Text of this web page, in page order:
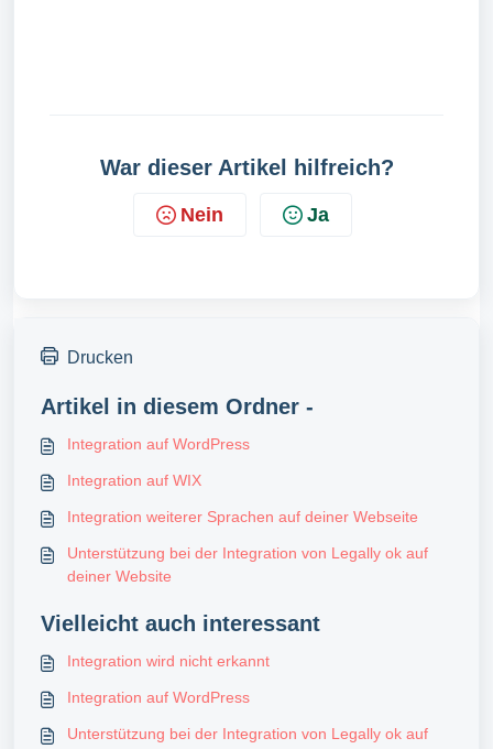
War dieser Artikel hilfreich?
Nein Ja
Drucken
Artikel in diesem Ordner -
Integration auf WordPress
Integration auf WIX
Integration weiterer Sprachen auf deiner Webseite
Unterstützung bei der Integration von Legally ok auf
deiner Website
Vielleicht auch interessant
Integration wird nicht erkannt
Integration auf WordPress
Unterstützung bei der Integration von Legally ok auf